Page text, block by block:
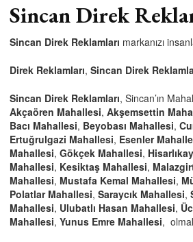
Sincan Direk
Sincan Direk Reklamları markanızı
Direk Reklamları, Sincan Direk
Sincan Direk Reklamları, Sincan’ın
Akçaören Mahallesi, Akşemsettin
Bacı Mahallesi, Beyobası Mahallesi,
Ertuğrulgazi Mahallesi, Esenler
Mahallesi, Gökçek Mahallesi,
Mahallesi, Kesiktaş Mahallesi,
Mahallesi, Mustafa Kemal Mahallesi,
Polatlar Mahallesi, Saraycık Mahallesi,
Mahallesi, Ulubatlı Hasan Mahallesi,
Mahallesi, Yunus Emre Mahallesi,